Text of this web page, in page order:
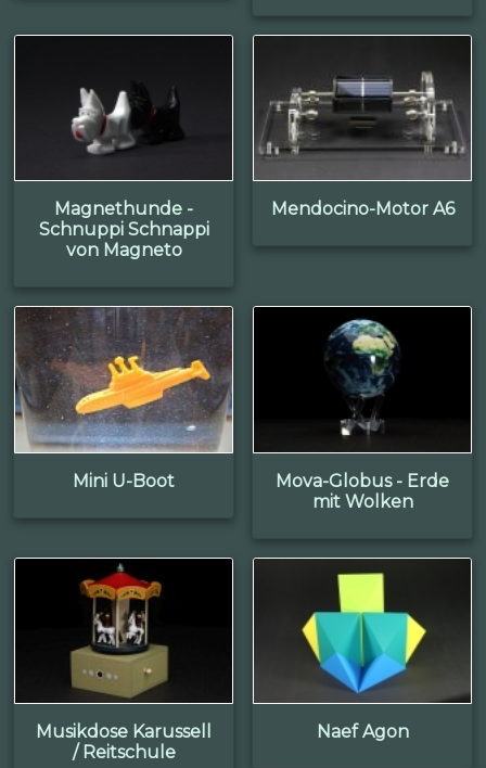
Magnethunde -
Schnuppi Schnappi
von Magneto
Mendocino-Motor A6
Mini U-Boot
Mova-Globus - Erde
mit Wolken
Musikdose Karussell
/ Reitschule
Naef Agon